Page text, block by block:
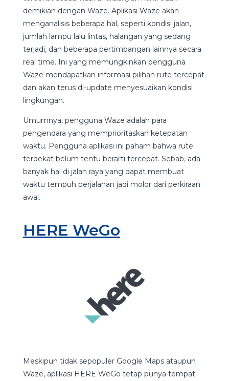
demikian dengan Waze. Aplikasi Waze akan
menganalisis beberapa hal, seperti kondisi jalan,
jumlah lampu lalu lintas, halangan yang sedang
terjadi, dan beberapa pertimbangan lainnya secara
real time. Ini yang memungkinkan pengguna
Waze mendapatkan informasi pilihan rute tercepat
dan akan terus di-update menyesuaikan kondisi
lingkungan.
Umumnya, pengguna Waze adalah para
pengendara yang memprioritaskan ketepatan
waktu. Pengguna aplikasi ini paham bahwa rute
terdekat belum tentu berarti tercepat. Sebab, ada
banyak hal di jalan raya yang dapat membuat
waktu tempuh perjalanan jadi molor dari perkiraan
awal.
HERE WeGo
Meskipun tidak sepopuler Google Maps ataupun
Waze, aplikasi HERE WeGo tetap punya tempat